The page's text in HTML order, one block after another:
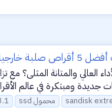
لعام 2024!
العالي والمتانة المثلى؟
sandisk ssd محمول